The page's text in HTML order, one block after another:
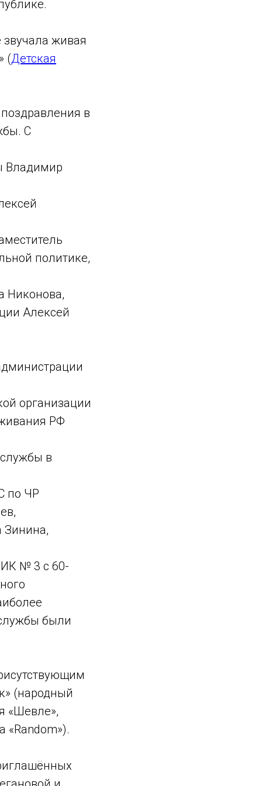
живая
(Детская
в
С
Владимир
политике,
Никонова,
Алексей
организации
РФ
в
по ЧР
Зинина,
ИК № 3 с 60-
были
(народный
«Шевле»,
«Random»).